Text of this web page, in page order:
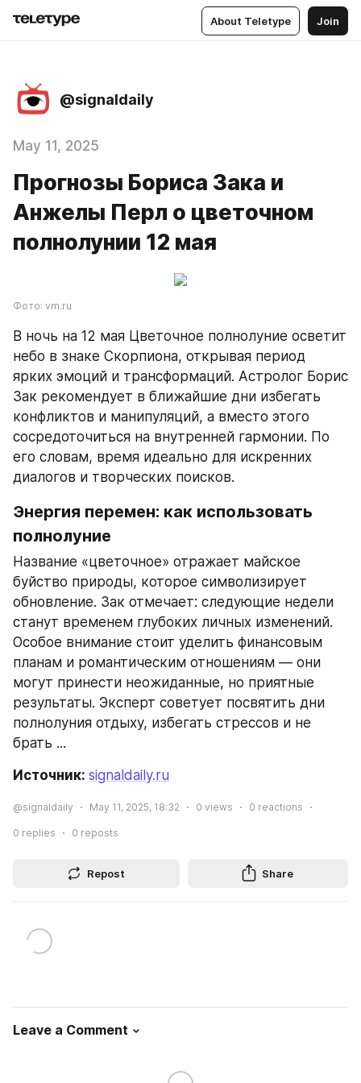
About Teletype Join
@signaldaily
May 11, 2025
Прогнозы Бориса Зака и
Анжелы Перл о цветочном
полнолунии 12 мая
Фото: vm.ru
В ночь на 12 мая Цветочное полнолуние осветит
небо в знаке Скорпиона, открывая период
ярких эмоций и трансформаций. Астролог Борис
Зак рекомендует в ближайшие дни избегать
конфликтов и манипуляций, а вместо этого
сосредоточиться на внутренней гармонии. По
его словам, время идеально для искренних
диалогов и творческих поисков.
Энергия перемен: как использовать
полнолуние
Название «цветочное» отражает майское
буйство природы, которое символизирует
обновление. Зак отмечает: следующие недели
станут временем глубоких личных изменений.
Особое внимание стоит уделить финансовым
планам и романтическим отношениям — они
могут принести неожиданные, но приятные
результаты. Эксперт советует посвятить дни
полнолуния отдыху, избегать стрессов и не
брать ...
Источник: signaldaily.ru
@signaldaily May 11, 2025, 18:32 0 views 0 reactions
0 replies 0 reposts
Repost Share
Leave a Comment